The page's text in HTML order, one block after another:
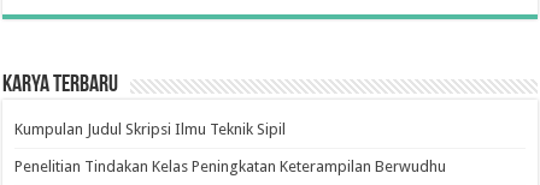
Karya Terbaru
Kumpulan Judul Skripsi Ilmu Teknik Sipil
Penelitian Tindakan Kelas Peningkatan Keterampilan Berwudhu